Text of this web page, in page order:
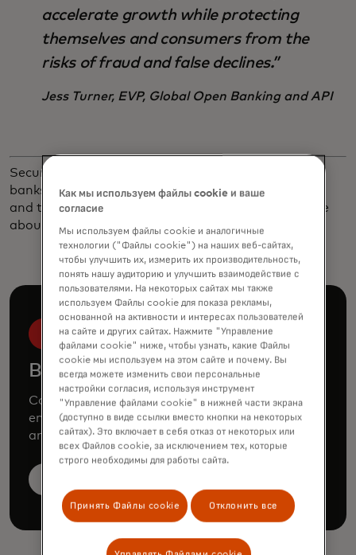
accelerate growth while protecting
themselves and consumers from the
risks of fraud and false declines.”
Jess Turner, EVP, Global Open Banking and API
Secure digital account opening helps fintechs and
banks confidently know who their customers are
and that they own their linked accounts. Read more
about this new Mastercard solution
Book a demo
Consult our team to learn how Mastercard can
enhance your business through our products
and services.
Как мы используем файлы cookie и ваше
согласие
Мы используем файлы cookie и аналогичные
технологии ("Файлы cookie") на наших веб-сайтах,
чтобы улучшить их, измерить их производительность,
понять нашу аудиторию и улучшить взаимодействие с
пользователями. На некоторых сайтах мы также
используем Файлы cookie для показа рекламы,
основанной на активности и интересах пользователей
на сайте и других сайтах. Нажмите "Управление
файлами cookie" ниже, чтобы узнать, какие Файлы
cookie мы используем на этом сайте и почему. Вы
всегда можете изменить свои персональные
настройки согласия, используя инструмент
"Управление файлами cookie" в нижней части экрана
(доступно в виде ссылки вместо кнопки на некоторых
сайтах). Это включает в себя отказ от некоторых или
всех Файлов cookie, за исключением тех, которые
строго необходимы для работы сайта.
Принять Файлы cookie Отклонить все